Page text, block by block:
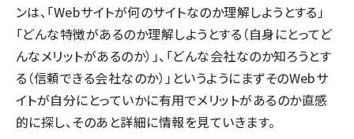
ンは、「Webサイトが何のサイトなのか理解しようとする」
「どんな特徴があるのか理解しようとする（自身にとってど
んなメリットがあるのか）」、「どんな会社なのか知ろうとす
る（信頼できる会社なのか）」というようにまずそのWebサ
イトが自分にとっていかに有用でメリットがあるのか直感
的に探し、そのあと詳細に情報を見ていきます。